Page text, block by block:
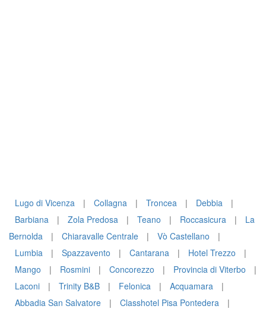
Lugo di Vicenza | Collagna | Troncea | Debbia
|
Barbiana
| Zola Predosa | Teano | Roccasicura |
La
Bernolda
| Chiaravalle Centrale | Vò Castellano
|
Lumbia
| Spazzavento | Cantarana | Hotel Trezzo
|
Mango
| Rosmini | Concorezzo | Provincia di Viterbo
|
Laconi
| Trinity B&B | Felonica | Acquamara
|
Abbadia San Salvatore
| Classhotel Pisa Pontedera
|